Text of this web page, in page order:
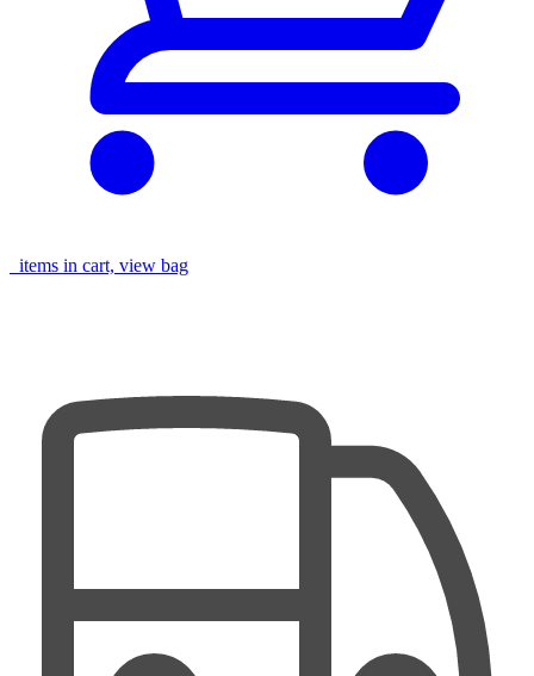
items in cart, view bag